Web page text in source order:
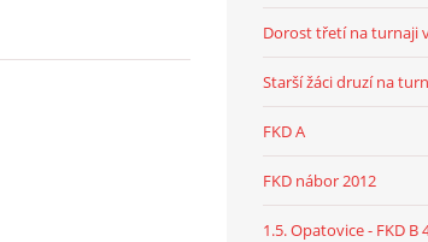
Dorost třetí na turnaji
Starší žáci druzí na
FKD A
FKD nábor 2012
1.5. Opatovice - FKD B